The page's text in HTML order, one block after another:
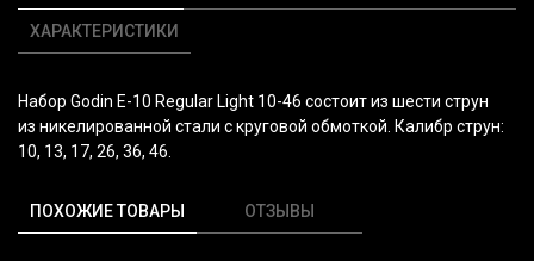
ХАРАКТЕРИСТИКИ
Набор Godin E-10 Regular Light 10-46 состоит из шести струн
из никелированной стали с круговой обмоткой. Калибр струн:
10, 13, 17, 26, 36, 46.
ПОХОЖИЕ ТОВАРЫ ОТЗЫВЫ